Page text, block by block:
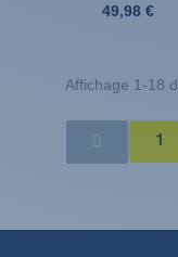
49,98 €
Affichage 1-18
1